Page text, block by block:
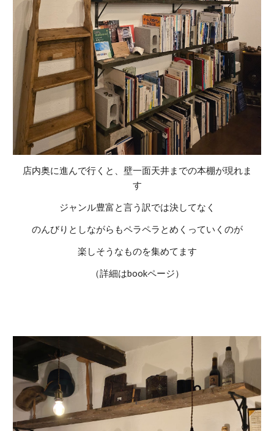
店内奥に進んで行くと、壁一面天井までの本棚が現れま
す
ジャンル豊富と言う訳では決してなく
のんびりとしながらもペラペラとめくっていくのが
楽しそうなものを集めてます
（詳細はbookページ）